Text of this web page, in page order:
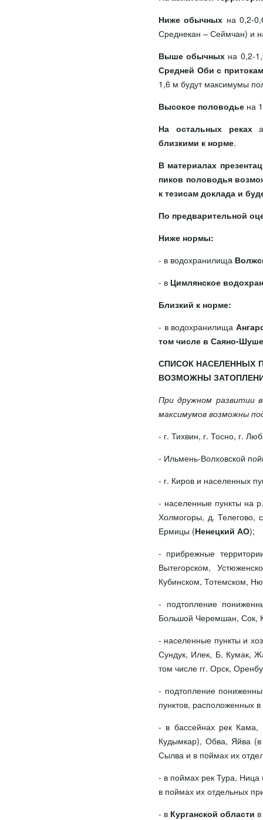
Ниже обычных на 0,2-
Среднекан – Сеймчан) и
Выше обычных на 0,2-
Средней Оби с
1,6 м будут максимумы
Высокое половодье на
На остальных реках
близкими к норме.
В материалах
пиков половодья
к тезисам доклада и
По предварительной
Ниже нормы:
- в водохранилища
- в Цимлянское
Близкий к норме:
- в водохранилища
том числе в Саяно-
СПИСОК НАСЕЛЕННЫХ
ВОЗМОЖНЫ
При дружном развитии
максимумов возможны
- г. Тихвин, г. Тосно, г.
- Ильмень-Волховской
- г. Киров и населенных
- населенные пункты на
Холмогоры, д. Телегово,
Ермицы (Ненецкий АО);
- прибрежные
Вытегорском,
Кубинском, Тотемском,
- подтопление
Большой Черемшан, Сок,
- населенные пункты и
Сундук, Илек, Б. Кумак,
том числе гг. Орск,
- подтопление
пунктов, расположенных
- в бассейнах рек Кама,
Кудымкар), Обва, Яйва (в
Сылва и в поймах их
- в поймах рек Тура, Ница
в поймах их отдельных
- в Курганской области